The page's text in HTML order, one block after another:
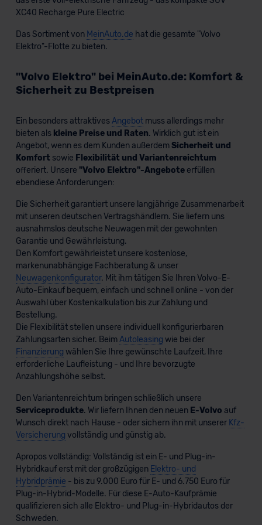
Grundlage eines Angemessenheitsbeschlusses der EU-
Standarddatenschutzklauseln (Art. 46 Abs. 2 lit. c
DSGVO) oder wenn Sie hierzu Ihre Einwilligung freiwillig
Datenschutzklauseln können Sie über den Kontakt zu
unserem Datenschutzbeauftragten unter
Datenschutzerklärung|Impressum
XC40 Recharge Pure Electric
Das Sortiment von MeinAuto.de hat die gesamte "Volvo
Elektro"-Flotte zu bieten.
"Volvo Elektro" bei MeinAuto.de: Komfort &
Sicherheit zu Bestpreisen
Ein besonders attraktivesAngebotmuss allerdings mehr
bieten als kleine Preise und Raten. Wirklich gut ist ein
Angebot, wenn es dem Kunden außerdemSicherheit und
Komfort sowie Flexibilität und Variantenreichtum
offeriert. Unsere "Volvo Elektro"-Angeboteerfüllen
ebendiese Anforderungen:
Die Sicherheit garantiert unsere langjährige Zusammenarbeit
mit unseren deutschen Vertragshändlern. Sie liefern uns
ausnahmslos deutsche Neuwagen mit der gewohnten
Garantie und Gewährleistung.
Den Komfort gewährleistet unsere kostenlose,
markenunabhängige Fachberatung & unser
Neuwagenkonfigurator. Mit ihm tätigen Sie Ihren Volvo-E-
Auto-Einkauf bequem, einfach und schnell online - von der
Auswahl über Kostenkalkulation bis zur Zahlung und
Bestellung.
Die Flexibilität stellen unsere individuell konfigurierbaren
Zahlungsarten sicher. BeimAutoleasing wie bei der
Finanzierung wählen Sie Ihre gewünschte Laufzeit, Ihre
erforderliche Laufleistung - und Ihre bevorzugte
Anzahlungshöhe selbst.
Den Variantenreichtum bringen schließlich unsere
Serviceprodukte. Wir liefern Ihnen den neuen E-Volvo auf
Wunsch direkt nach Hause - oder sichern ihn mit unserer Kfz-
Versicherung vollständig und günstig ab.
Apropos vollständig: Vollständig ist ein E- und Plug-in-
Hybridkauf erst mit der großzügigen Elektro- und
Hybridprämie - bis zu 9.000 Euro für E- und 6.750 Euro für
Plug-in-Hybrid-Modelle. Für diese E-Auto-Kaufprämie
qualifizieren sich alle Elektro- und Plug-in-Hybridautos der
Schweden.